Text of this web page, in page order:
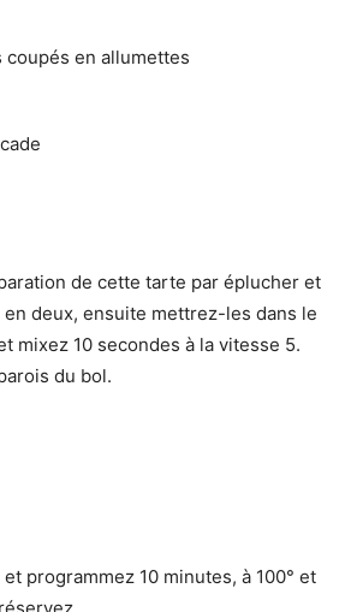
coupés en allumettes
de cette tarte par éplucher et
deux, ensuite mettrez-les dans le
mixez 10 secondes à la vitesse 5.
du bol.
programmez 10 minutes, à 100° et